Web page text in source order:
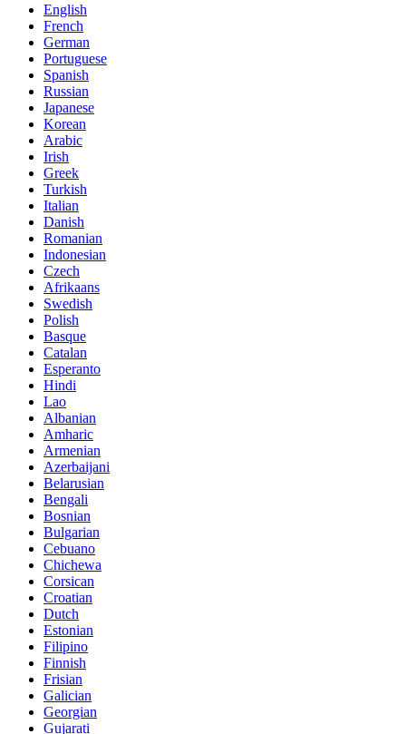
English
French
German
Portuguese
Spanish
Russian
Japanese
Korean
Arabic
Irish
Greek
Turkish
Italian
Danish
Romanian
Indonesian
Czech
Afrikaans
Swedish
Polish
Basque
Catalan
Esperanto
Hindi
Lao
Albanian
Amharic
Armenian
Azerbaijani
Belarusian
Bengali
Bosnian
Bulgarian
Cebuano
Chichewa
Corsican
Croatian
Dutch
Estonian
Filipino
Finnish
Frisian
Galician
Georgian
Gujarati